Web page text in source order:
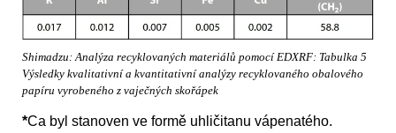
Shimadzu: Analýza recyklovaných materiálů pomocí EDXRF: Tabulka 5
Výsledky kvalitativní a kvantitativní analýzy recyklovaného obalového
papíru vyrobeného z vaječných skořápek
*Ca byl stanoven ve formě uhličitanu vápenatého.